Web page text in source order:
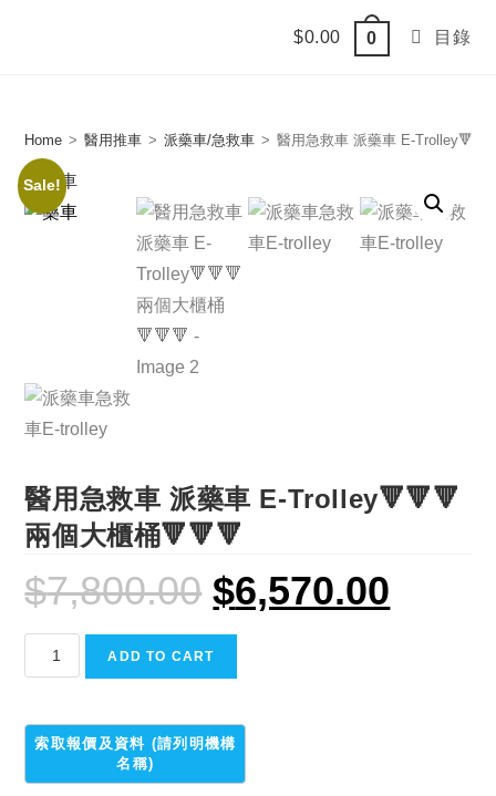
$0.00 0 目錄
Home > 醫用推車 > 派藥車/急救車 > 醫用急救車 派藥車 E-
Sale!
醫用急救車 派藥車 E-Trolley🔻🔻🔻
兩個大櫃桶🔻🔻🔻
$7,800.00
Original
price
was:
$6,570.00is:
用
救
車
派
ADD TO CART